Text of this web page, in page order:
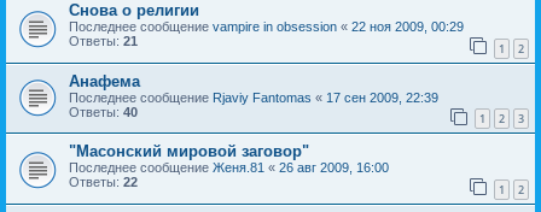
Снова о религии
Последнее сообщение vampire in obsession « 22 ноя 2009, 00:29
Ответы: 21 1 2
Анафема
Последнее сообщение Rjaviy Fantomas « 17 сен 2009, 22:39
Ответы: 40 1 2 3
"Масонский мировой заговор"
Последнее сообщение Женя.81 « 26 авг 2009, 16:00
Ответы: 22 1 2